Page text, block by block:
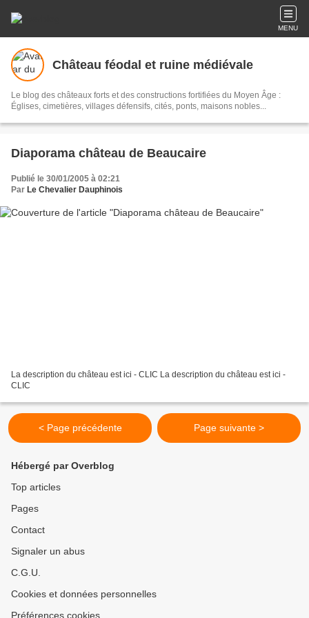
MENU
Château féodal et ruine médiévale
Le blog des châteaux forts et des constructions fortifiées du Moyen Âge :
Églises, cimetières, villages défensifs, cités, ponts, maisons nobles...
Diaporama château de Beaucaire
Publié le 30/01/2005 à 02:21
Par Le Chevalier Dauphinois
La description du château est ici - CLIC La description du château est ici -
CLIC
< Page précédente Page suivante >
Hébergé par Overblog
Top articles
Pages
Contact
Signaler un abus
C.G.U.
Cookies et données personnelles
Préférences cookies